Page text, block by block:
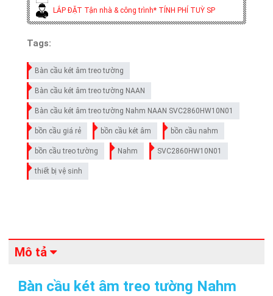
LẮP ĐẶT Tận nhà & công trình* TÍNH PHÍ TUỲ SP
Tags:
Bàn cầu két âm treo tường
Bàn cầu két âm treo tường NAAN
Bàn cầu két âm treo tường Nahm NAAN SVC2860HW10N01
bồn cầu giá rẻ bồn cầu két âm bồn cầu nahm
bồn cầu treo tường Nahm SVC2860HW10N01
thiết bị vệ sinh
Mô tả
Bàn cầu két âm treo tường Nahm